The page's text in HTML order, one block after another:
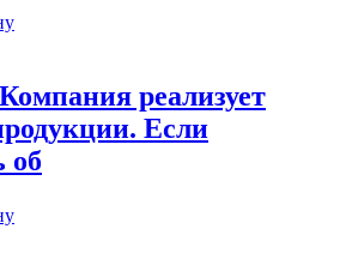
реализует
Если
об